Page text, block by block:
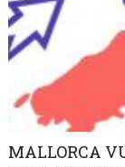
MALLORCA